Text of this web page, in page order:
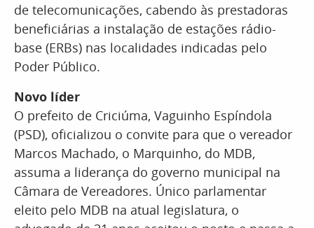
de telecomunicações, cabendo às prestadoras
beneficiárias a instalação de estações rádio-
base (ERBs) nas localidades indicadas pelo
Poder Público.
Novo líder
O prefeito de Criciúma, Vaguinho Espíndola
(PSD), oficializou o convite para que o vereador
Marcos Machado, o Marquinho, do MDB,
assuma a liderança do governo municipal na
Câmara de Vereadores. Único parlamentar
eleito pelo MDB na atual legislatura, o